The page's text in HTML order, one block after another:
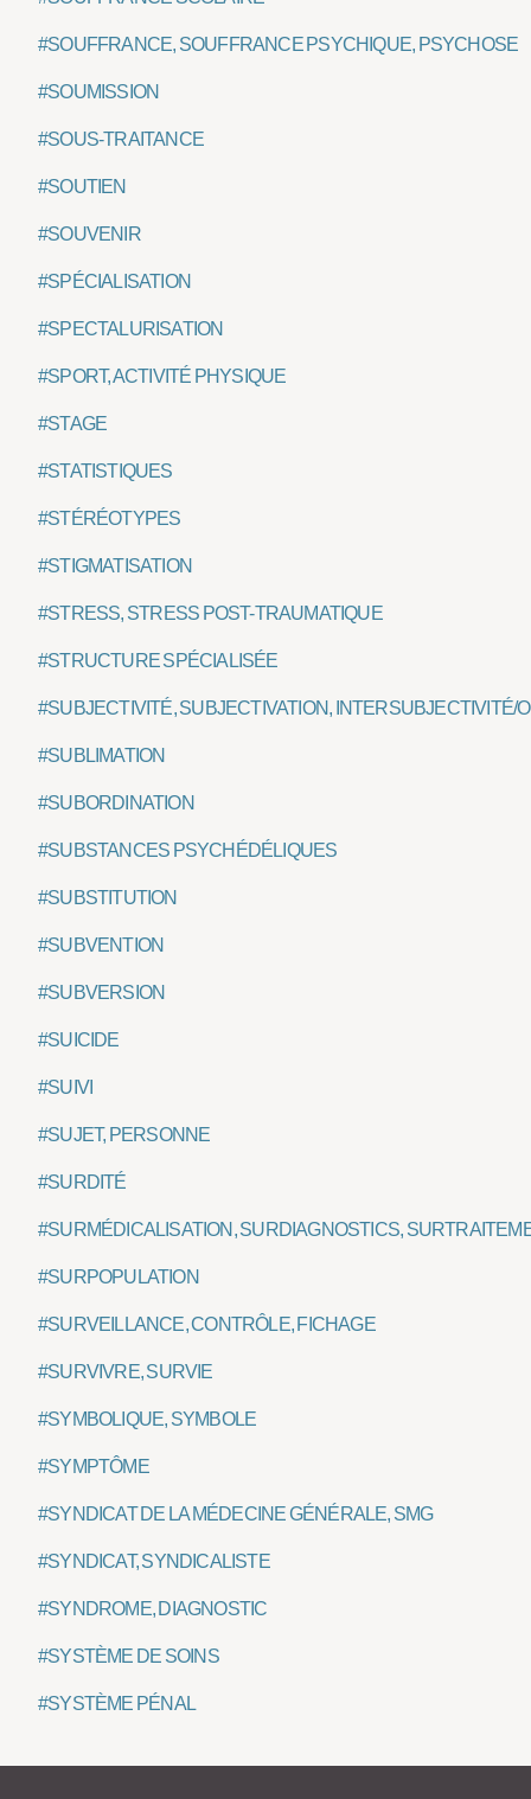
#SOUFFRANCE, SOUFFRANCE PSYCHIQUE, PSYCHOSE
#SOUMISSION
#SOUS-TRAITANCE
#SOUTIEN
#SOUVENIR
#SPÉCIALISATION
#SPECTALURISATION
#SPORT, ACTIVITÉ PHYSIQUE
#STAGE
#STATISTIQUES
#STÉRÉOTYPES
#STIGMATISATION
#STRESS, STRESS POST-TRAUMATIQUE
#STRUCTURE SPÉCIALISÉE
#SUBJECTIVITÉ, SUBJECTIVATION, INTERSUBJECTIVITÉ/
#SUBLIMATION
#SUBORDINATION
#SUBSTANCES PSYCHÉDÉLIQUES
#SUBSTITUTION
#SUBVENTION
#SUBVERSION
#SUICIDE
#SUIVI
#SUJET, PERSONNE
#SURDITÉ
#SURMÉDICALISATION, SURDIAGNOSTICS,
#SURPOPULATION
#SURVEILLANCE, CONTRÔLE, FICHAGE
#SURVIVRE, SURVIE
#SYMBOLIQUE, SYMBOLE
#SYMPTÔME
#SYNDICAT DE LA MÉDECINE GÉNÉRALE, SMG
#SYNDICAT, SYNDICALISTE
#SYNDROME, DIAGNOSTIC
#SYSTÈME DE SOINS
#SYSTÈME PÉNAL